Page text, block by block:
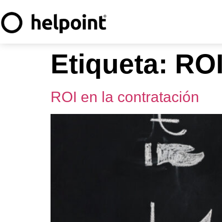
Etiqueta:
ROI en la contratación